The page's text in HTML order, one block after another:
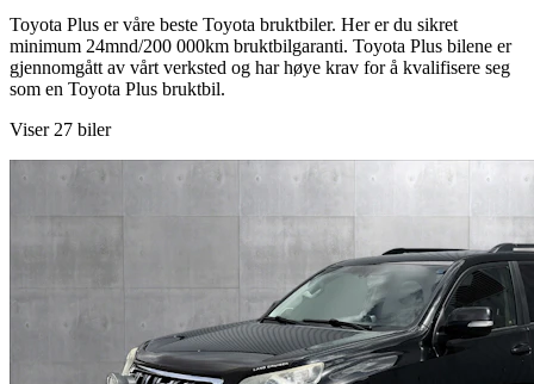
Toyota Plus er våre beste Toyota bruktbiler. Her er du sikret
minimum 24mnd/200 000km bruktbilgaranti. Toyota Plus bilene er
gjennomgått av vårt verksted og har høye krav for å kvalifisere seg
som en Toyota Plus bruktbil.
Viser 27 biler